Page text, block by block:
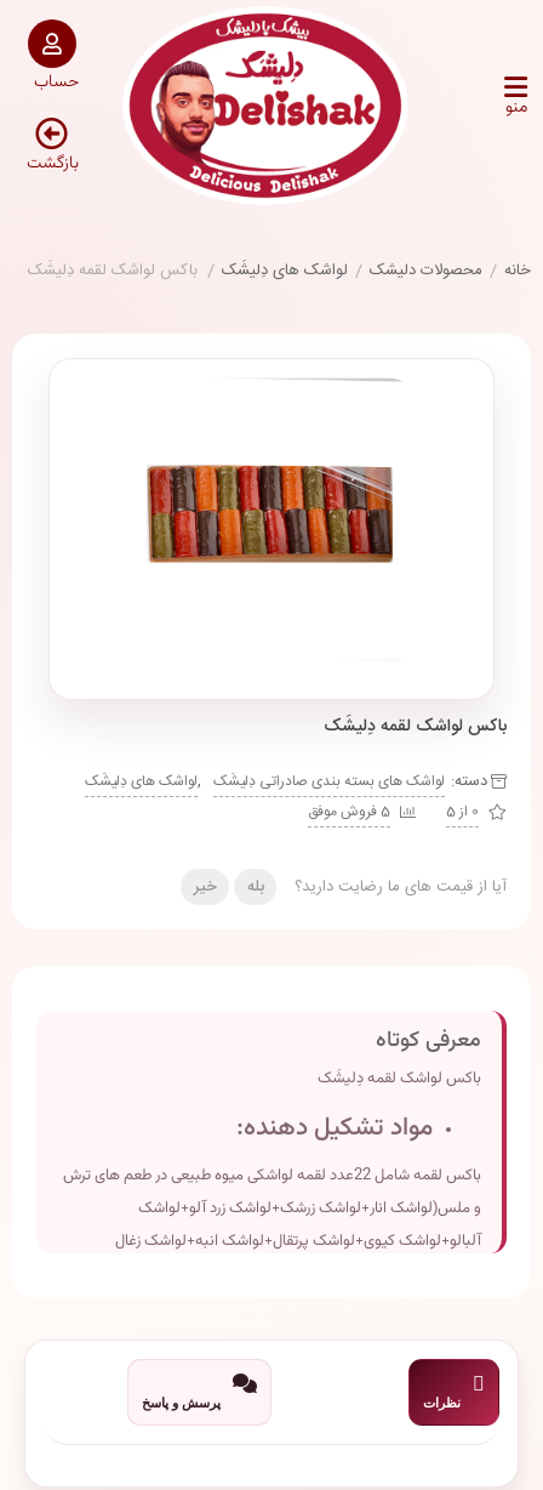
منو
حساب
بازگشت
خانه / محصولات دلیشک / لواشک های دِلیشَک / باکس لواشک لقمه دِلیشَک
باکس لواشک لقمه دِلیشَک
دسته: لواشک های بسته بندی صادراتی دِلیشَک ,لواشک های دِلیشَک
0 از 5
5 فروش موفق
آیا از قیمت های ما رضایت دارید؟ بله خیر
معرفی کوتاه
باکس لواشک لقمه دِلیشَک
مواد تشکیل دهنده:
باکس لقمه شامل 22عدد لقمه لواشکی میوه طبیعی در طعم های ترش
و ملس(لواشک انار+لواشک زرشک+لواشک زرد آلو+لواشک
آلبالو+لواشک کیوی+لواشک پرتقال+لواشک انبه+لواشک زغال
وزن تقریبی:600 گرم
تاریخ انقضاء: دو سال پس از تولید
نظرات پرسش و پاسخ